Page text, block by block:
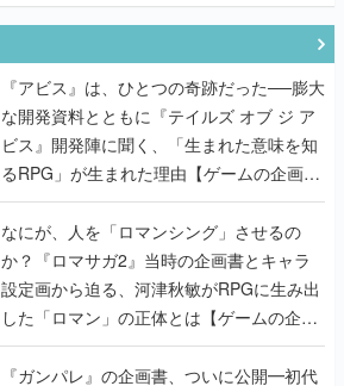
な開発資料とともに『テイルズ オブ ジ ア
るRPG」が生まれた理由【ゲームの企画
書】
なにが、人を「ロマンシング」させるの
か？『ロマサガ2』当時の企画書とキャラ
設定画から迫る、河津秋敏がRPGに生み出
した「ロマン」の正体とは【ゲームの企画
書】
『ガンパレ』の企画書、ついに公開━初代
PSの伝説的タイトルは、なぜ生まれたの
か？そして『LOOP8』へ受け継がれたもの
【ゲームの企画書】